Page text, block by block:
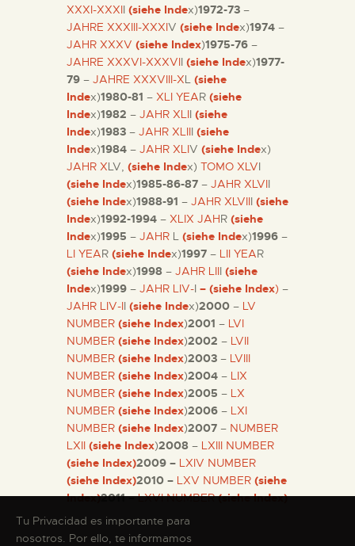
XXXI-XXXII (siehe Index)1972-73 –
JAHRE XXXIII-XXXIV (siehe Index)1974 –
JAHR XXXV (siehe Index)1975-76 –
JAHRE XXXVI-XXXVII (siehe Index)1977-
79 – JAHRE XXXVIII-XL (siehe
Index)1980-81 – XLI YEAR (siehe
Index)1982 – JAHR XLII (siehe
Index)1983 – JAHR XLIII (siehe
Index)1984 – JAHR XLIV (siehe Index)
JAHR XLV, (siehe Index) TOMO XLVI
(siehe Index)1985-86-87 – JAHR XLVII
(siehe Index)1988-91 – JAHR XLVIII (siehe
Index)1992-1994 – XLIX JAHR (siehe
Index)1995 – JAHR L (siehe Index)1996 –
LI YEAR (siehe Index)1997 – LII YEAR
(siehe Index)1998 – JAHR LIII (siehe
Index)1999 – JAHR LIV-I – (siehe Index) –
JAHR LIV-II (siehe Index)2000 – LV
NUMBER (siehe Index)2001 – LVI
NUMBER (siehe Index)2002 – LVII
NUMBER (siehe Index)2003 – LVIII
NUMBER (siehe Index)2004 – LIX
NUMBER (siehe Index)2005 – LX
NUMBER (siehe Index)2006 – LXI
NUMBER (siehe Index)2007 – NUMBER
LXII (siehe Index)2008 – LXIII NUMBER
(siehe Index)2009 – LXIV NUMBER
(siehe Index)2010 – LXV NUMBER (siehe
Index)2011 –LXVI NUMBER (siehe Index)
Tu Privacidad es importante para
nosotros. Por ello, te informamos